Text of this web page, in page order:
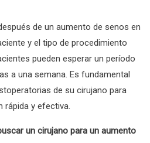
de un aumento de senos en
y el tipo de procedimiento
pueden esperar un período
a una semana. Es fundamental
de su cirujano para
rápida y efectiva.
un cirujano para un aumento